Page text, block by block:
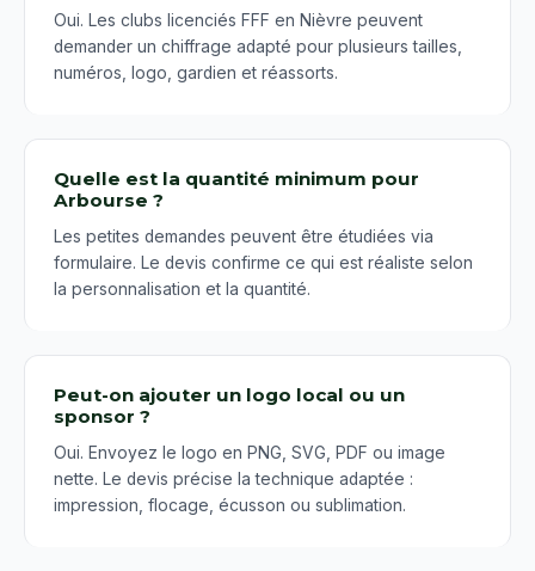
Oui. Les clubs licenciés FFF en Nièvre peuvent
demander un chiffrage adapté pour plusieurs tailles,
numéros, logo, gardien et réassorts.
Quelle est la quantité minimum pour
Arbourse ?
Les petites demandes peuvent être étudiées via
formulaire. Le devis confirme ce qui est réaliste selon
la personnalisation et la quantité.
Peut-on ajouter un logo local ou un
sponsor ?
Oui. Envoyez le logo en PNG, SVG, PDF ou image
nette. Le devis précise la technique adaptée :
impression, flocage, écusson ou sublimation.